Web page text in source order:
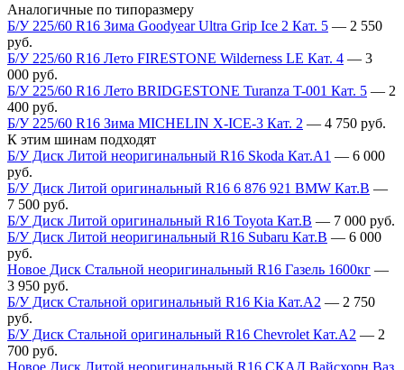
Аналогичные по типоразмеру
Б/У 225/60 R16 Зима Goodyear Ultra Grip Ice 2 Кат. 5 — 2 550
руб.
Б/У 225/60 R16 Лето FIRESTONE Wilderness LE Кат. 4 — 3
000 руб.
Б/У 225/60 R16 Лето BRIDGESTONE Turanza T-001 Кат. 5 — 2
400 руб.
Б/У 225/60 R16 Зима MICHELIN X-ICE-3 Кат. 2 — 4 750 руб.
К этим шинам подходят
Б/У Диск Литой неоригинальный R16 Skoda Кат.А1 — 6 000
руб.
Б/У Диск Литой оригинальный R16 6 876 921 BMW Кат.В —
7 500 руб.
Б/У Диск Литой оригинальный R16 Toyota Кат.В — 7 000 руб.
Б/У Диск Литой неоригинальный R16 Subaru Кат.В — 6 000
руб.
Новое Диск Стальной неоригинальный R16 Газель 1600кг —
3 950 руб.
Б/У Диск Стальной оригинальный R16 Kia Кат.А2 — 2 750
руб.
Б/У Диск Стальной оригинальный R16 Chevrolet Кат.А2 — 2
700 руб.
Новое Диск Литой неоригинальный R16 СКАД Вайсхорн Ваз